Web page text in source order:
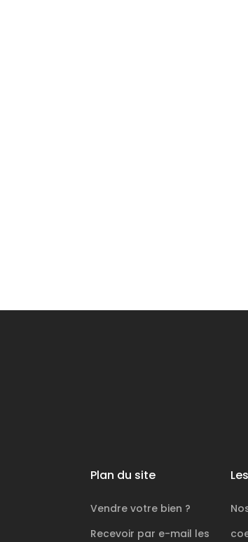
Plan du site
Vendre votre bien ?
Recevoir par e-mail les